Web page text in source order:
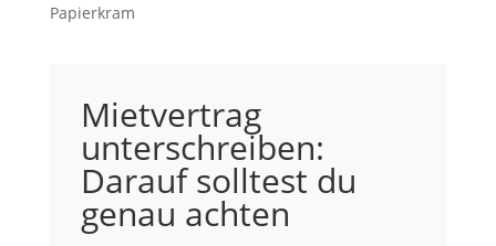
Papierkram
Mietvertrag
unterschreiben:
Darauf solltest du
genau achten